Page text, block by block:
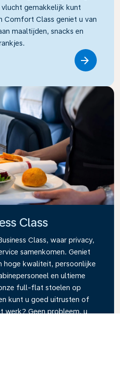
gemakkelijk kunt
Comfort Class geniet u van
maaltijden, snacks en
Class
Class, waar privacy,
samenkomen. Geniet
hoge kwaliteit, persoonlijke
en ultieme
full-flat stoelen op
kunt u goed uitrusten of
werk? Geen probleem, u